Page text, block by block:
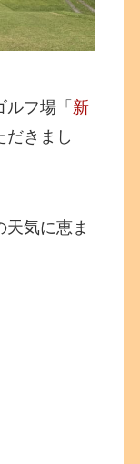
フ場「 新
だきまし
気に恵ま